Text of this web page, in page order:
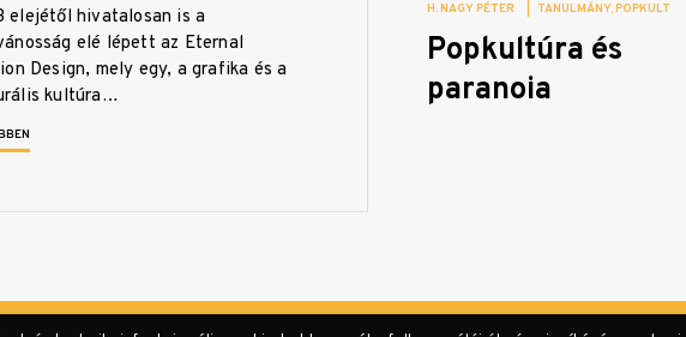
elejétől hivatalosan is a
elé lépett az Eternal
Design, mely egy, a grafika és a
kultúra…
H. NAGY PÉTER TANULMÁNY POPKULT
Popkultúra és
paranoia